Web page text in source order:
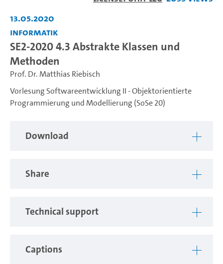
13.05.2020
Informatik
SE2-2020 4.3 Abstrakte Klassen und
Methoden
Prof. Dr. Matthias Riebisch
Vorlesung Softwareentwicklung II - Objektorientierte
Programmierung und Modellierung (SoSe 20)
Download
Share
Technical support
Captions